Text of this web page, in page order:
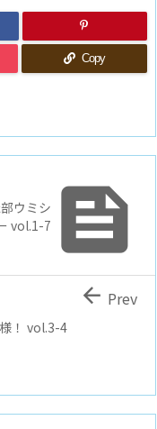
Copy

ウミシ
vol.1-7
！ vol.3-4
 Prev